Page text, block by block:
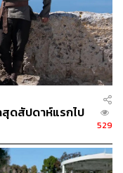
/ Getty Images
scottie-scheffler-cad
most-pga-tour
vzvRBKjc_a
สุดสัปดาห์แรกไป
529